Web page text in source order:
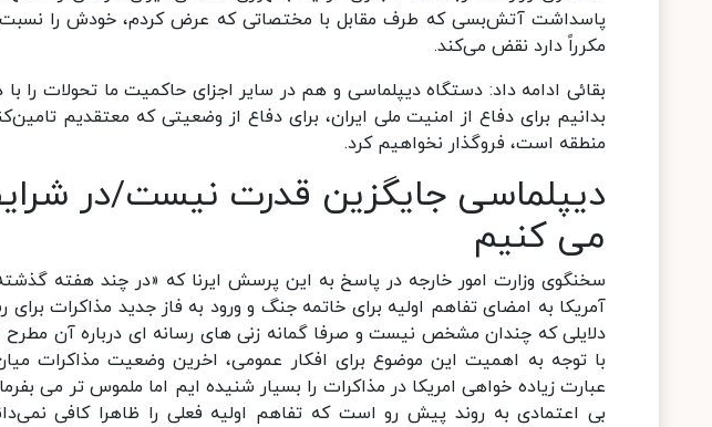
پاسداشت آتش‌بسی که طرف مقابل با مختصاتی که عرض کردم، خودش را نسبت
مکرراً دارد نقض می‌کند.
بقائی ادامه داد: دستگاه دیپلماسی و هم در سایر اجزای حاکمیت ما تحولات را
بدانیم برای دفاع از امنیت ملی ایران، برای دفاع از وضعیتی که معتقدیم
منطقه است، فروگذار نخواهیم کرد.
دیپلماسی جایگزین قدرت نیست/در
می کنیم
سخنگوی وزارت امور خارجه در پاسخ به این پرسش ایرنا که «در چند هفته
آمریکا به امضای تفاهم اولیه برای خاتمه جنگ و ورود به فاز جدید مذاکرات برای
دلایلی که چندان مشخص نیست و صرفا گمانه زنی های رسانه ای درباره آن مطرح
با توجه به اهمیت این موضوع برای افکار عمومی، اخرین وضعیت مذاکرات
عبارت زیاده خواهی امریکا در مذاکرات را بسیار شنیده ایم اما ملموس تر می
بی اعتمادی به روند پیش رو است که تفاهم اولیه فعلی را ظاهرا کافی